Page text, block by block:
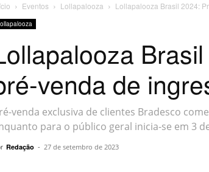
Eventos Lollapalooza Lollapalooza Brasil 2024:
venda de
venda exclusiva de clientes Bradesco
para o público geral inicia-se em 3
Redação - 27 de setembro de 2023